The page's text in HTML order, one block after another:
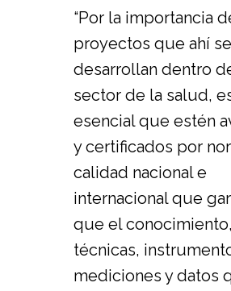
“Por la importancia
proyectos que ahí se
desarrollan dentro
sector de la salud,
esencial que estén
y certificados por
calidad nacional e
internacional que
que el conocimiento,
técnicas,
mediciones y datos